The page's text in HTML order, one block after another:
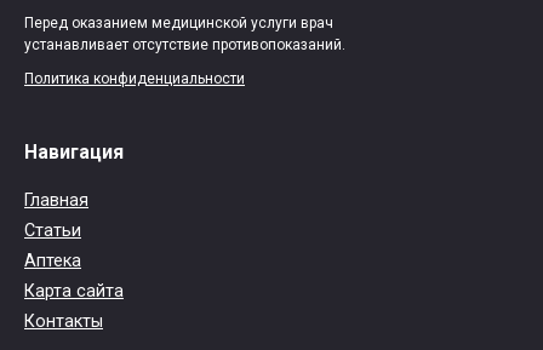
Перед оказанием медицинской услуги врач
устанавливает отсутствие противопоказаний.
Политика конфиденциальности
Навигация
Главная
Статьи
Аптека
Карта сайта
Контакты